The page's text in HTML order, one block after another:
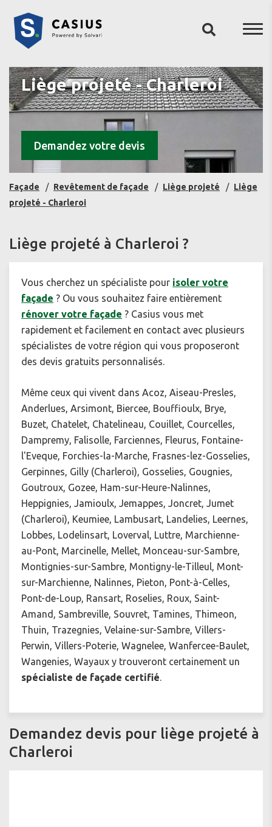
Liège projeté - Charleroi
Demandez votre devis
Façade Revêtement de façade Liège projeté
Liège
projeté - Charleroi
Liège projeté à Charleroi ?
Vous cherchez un spécialiste pour isoler votre
façade ? Ou vous souhaitez faire entièrement
rénover votre façade ? Casius vous met
rapidement et facilement en contact avec plusieurs
spécialistes de votre région qui vous proposeront
des devis gratuits personnalisés.
Même ceux qui vivent dans Acoz, Aiseau-Presles,
Anderlues, Arsimont, Biercee, Bouffioulx, Brye,
Buzet, Chatelet, Chatelineau, Couillet, Courcelles,
Dampremy, Falisolle, Farciennes, Fleurus, Fontaine-
l'Eveque, Forchies-la-Marche, Frasnes-lez-Gosselies,
Gerpinnes, Gilly (Charleroi), Gosselies, Gougnies,
Goutroux, Gozee, Ham-sur-Heure-Nalinnes,
Heppignies, Jamioulx, Jemappes, Joncret, Jumet
(Charleroi), Keumiee, Lambusart, Landelies, Leernes,
Lobbes, Lodelinsart, Loverval, Luttre, Marchienne-
au-Pont, Marcinelle, Mellet, Monceau-sur-Sambre,
Montignies-sur-Sambre, Montigny-le-Tilleul, Mont-
sur-Marchienne, Nalinnes, Pieton, Pont-à-Celles,
Pont-de-Loup, Ransart, Roselies, Roux, Saint-
Amand, Sambreville, Souvret, Tamines, Thimeon,
Thuin, Trazegnies, Velaine-sur-Sambre, Villers-
Perwin, Villers-Poterie, Wagnelee, Wanfercee-Baulet,
Wangenies, Wayaux y trouveront certainement un
spécialiste de façade certifié.
Demandez devis pour liège projeté à
Charleroi